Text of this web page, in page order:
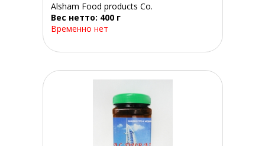
Alsham Food products Co.
Вес нетто: 400 г
Временно нет